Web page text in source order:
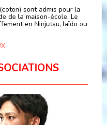
sont admis pour la
de la maison-école. Le
en Ninjutsu, Iaïdo ou